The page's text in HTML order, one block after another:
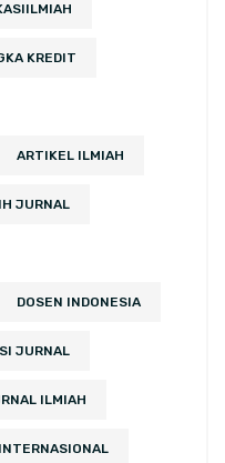
KREDIT
ARTIKEL ILMIAH
JURNAL
DOSEN INDONESIA
JURNAL
ILMIAH